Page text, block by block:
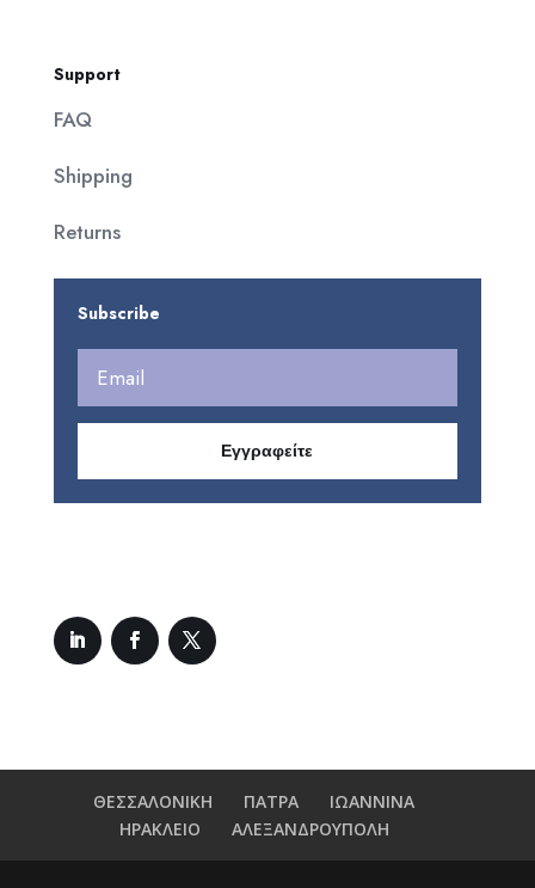
Support
FAQ
Shipping
Returns
Subscribe
Εγγραφείτε
ΘΕΣΣΑΛΟΝΙΚΗ ΠΑΤΡΑ
ΙΩΑΝΝΙΝΑ
ΗΡΑΚΛΕΙΟ
ΑΛΕΞΑΝΔΡΟΥΠΟΛΗ